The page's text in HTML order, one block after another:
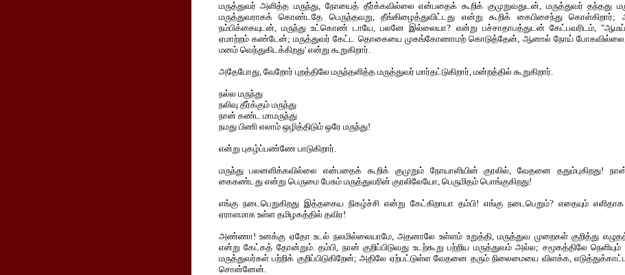
மருத்துவர் அளித்த மருந்து, நோயைத் தீர்க்கவில்லை என்பதைக் கூறிக் குமுறுவதுடன், மருத்துவர்
மருத்துவராகக் கொண்டதே பெருந்தவறு, தீங்கிழைத்துவிட்டது என்று கூறிக் கைபிசைந்து கொள்கிறார்;
நம்பிக்கையுடன், மருந்து உட்கொண் டாயே, பலனே இல்லையா? என்று பச்சாதாபத்துடன் கேட்பவரிடம்,
ஏமாற்றம் கண்டேன்; மருத்துவர் கேட்ட தொகையை முகங்கோணாமற் கொடுத்தேன், ஆனால் நோய் போகவில்லை,
மனம் வெந்துகிடக்கிறது' என்று கூறுகிறார்.
அதேபோது, வேறோர் புறத்திலே மருந்தளித்த மருத்துவர் மார்தட்டுகிறார், மன்றத்தில் கூறுகிறார்.
நல்ல மருந்து
நலிவு தீர்க்கும் மருந்து
நான் கண்ட மாமருந்து
நமது பிணி எலாம் ஒழித்திடும் ஒரே மருந்து!
என்று புகழ்ப்பண்ணே பாடுகிறார்.
மருந்து பலனளிக்கவில்லை என்பதைக் கூறிக் குமுறும் நோயாளியின் குரலில், வேதனை ததும்புகிறது!
கைகண்டது என்று பெருமை பேசும் மருத்துவரின் குரலிலேயோ, பெருமிதம் பொங்குகிறது!
எங்கு நடைபெறுகிறது இத்தகைய நிகழ்ச்சி என்று கேட்கிறாயா தம்பி! எங்கு நடைபெறும்? எதையும்
ஏராளமாக உள்ள தமிழகத்தில் தவிர!
அண்ணா! உனக்கு ஏதோ உடல் நலமில்லையாமே, அதனாலே உள்ளம் உறுத்தி, மருத்துவ முறைகள் குறித்து
என்று கேட்கத் தோன்றும். தம்பி, நான் குறிப்பிடுவது உடற்கூறு பற்றிய மருத்துவம் அல்ல; சமூகத்திலே
மருத்துவர்கள் பற்றிக் குறிப்பிடுகிறேன்; அதிலே ஏற்பட்டுள்ள வேதனை தரும் நிலைமையை விளக்க,
சொன்னேன்.